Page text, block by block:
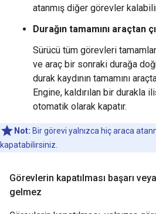
atanmış diğer görevler
Durağın tamamını araçtan
Sürücü tüm görevleri
ve araç bir sonraki durağa
durak kaydının tamamını
Engine, kaldırılan bir durakla
otomatik olarak kapatır.
Not: Bir görevi yalnızca hiç araca
kapatabilirsiniz.
Görevlerin kapatılması başarı
gelmez